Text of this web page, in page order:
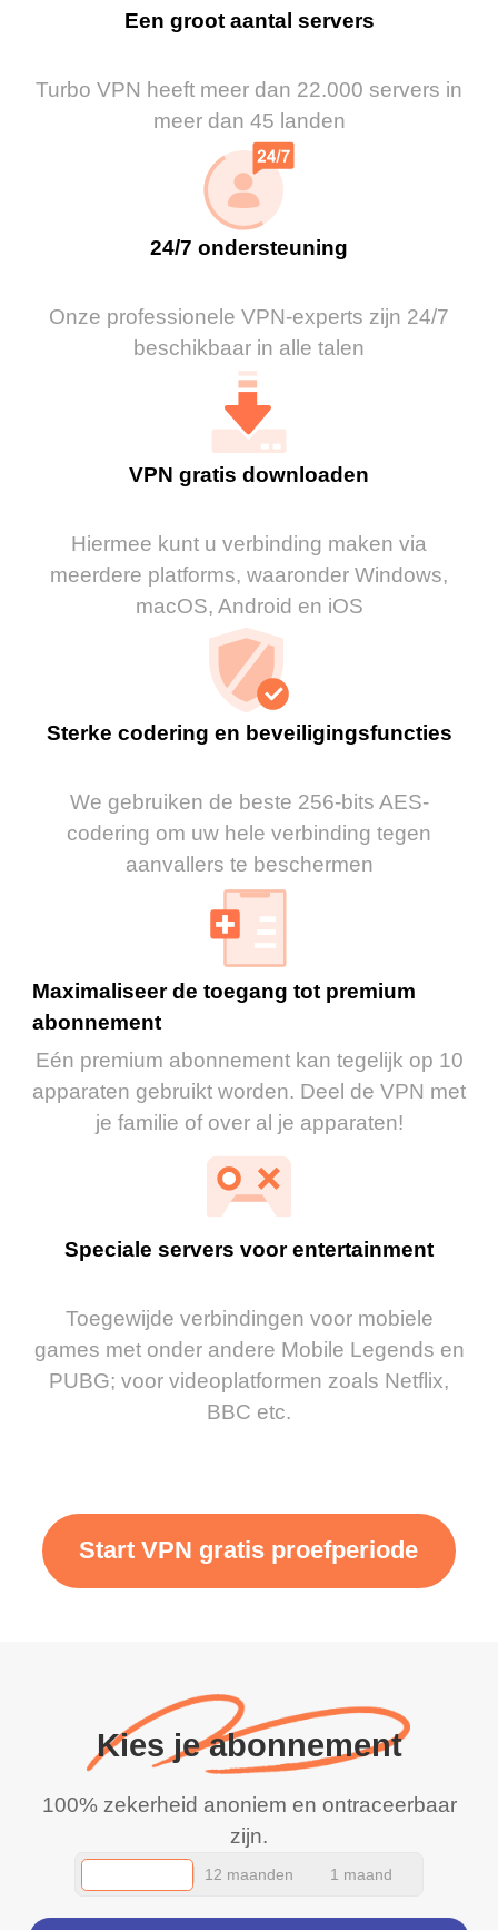
Een groot aantal servers
Turbo VPN heeft meer dan 22.000 servers in
meer dan 45 landen
24/7 ondersteuning
Onze professionele VPN-experts zijn 24/7
beschikbaar in alle talen
VPN gratis downloaden
Hiermee kunt u verbinding maken via
meerdere platforms, waaronder Windows,
macOS, Android en iOS
Sterke codering en beveiligingsfuncties
We gebruiken de beste 256-bits AES-
codering om uw hele verbinding tegen
aanvallers te beschermen
Maximaliseer de toegang tot premium
abonnement
Eén premium abonnement kan tegelijk op 10
apparaten gebruikt worden. Deel de VPN met
je familie of over al je apparaten!
Speciale servers voor entertainment
Toegewijde verbindingen voor mobiele
games met onder andere Mobile Legends en
PUBG; voor videoplatformen zoals Netflix,
BBC etc.
Start VPN gratis proefperiode
Kies je abonnement
100% zekerheid anoniem en ontraceerbaar
zijn.
12 maanden 1 maand